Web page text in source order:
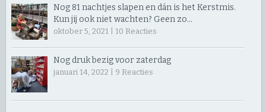
Nog 81 nachtjes slapen en dán is het Kerstmis.
Kun jij ook niet wachten? Geen zo…
oktober 5, 2021 | 10 Reacties
Nog druk bezig voor zaterdag
januari 14, 2022 | 9 Reacties